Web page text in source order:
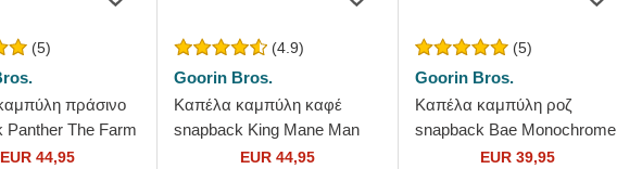
(5)
πράσινο
Panther The Farm
EUR 44,95
(4.9)
Goorin Bros.
Καπέλα καμπύλη καφέ
snapback King Mane Man
The Farm Goorin Bros.
EUR 44,95
(5)
Goorin Bros.
Καπέλα καμπύλη ροζ
snapback Bae Monochrome
The Farm Goorin Bros.
EUR 39,95